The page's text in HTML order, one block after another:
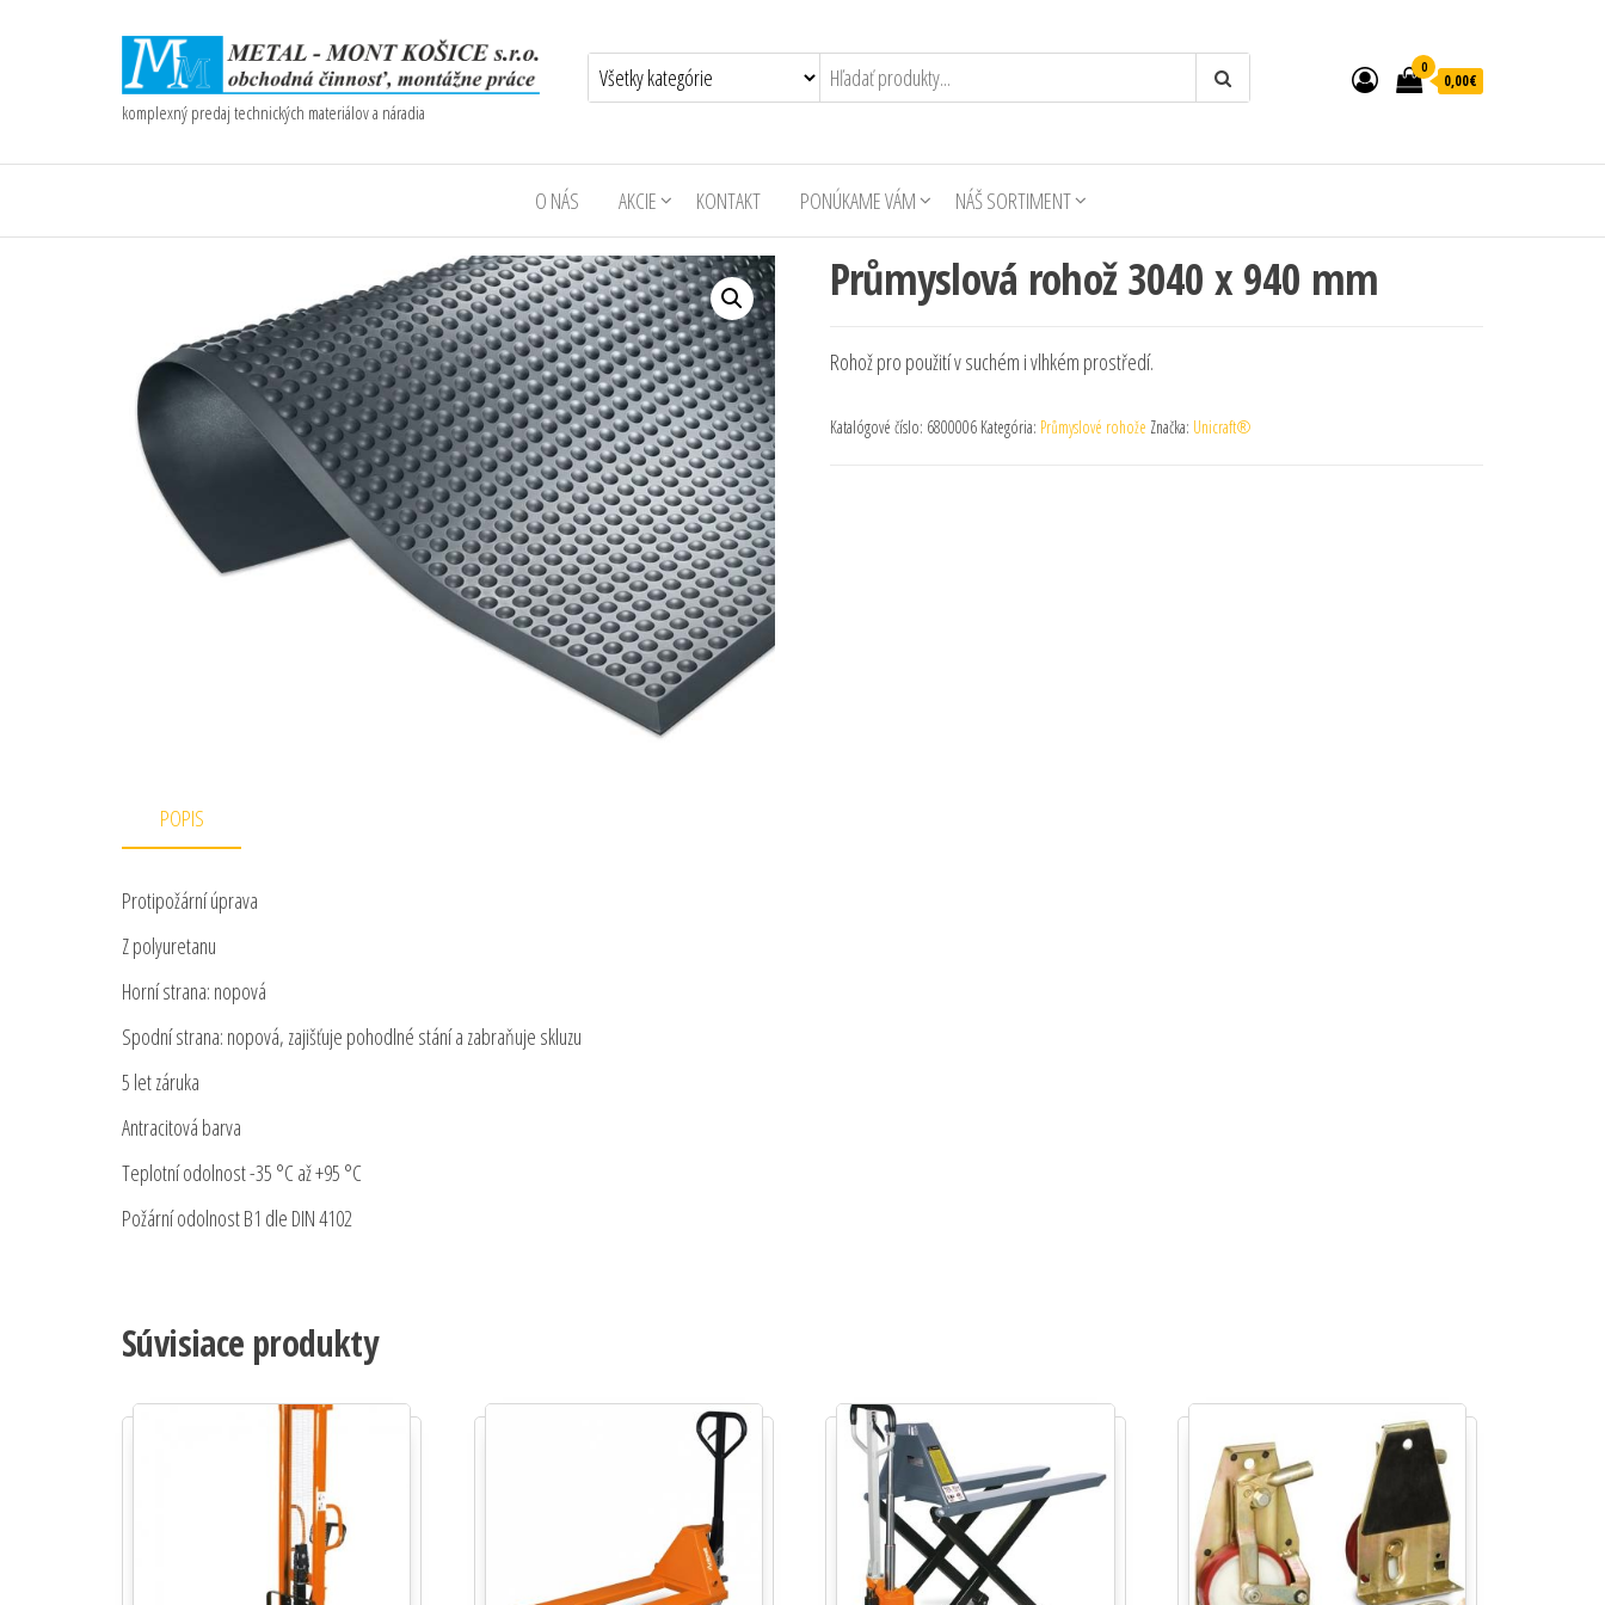
komplexný predaj technických materiálov a náradia
0
0,00€
O NÁS AKCIE KONTAKT PONÚKAME VÁM NÁŠ SORTIMENT
Průmyslová rohož 3040 x 940 mm
Rohož pro použití v suchém i vlhkém prostředí.
Katalógové číslo: 6800006 Kategória: Průmyslové rohože Značka: Unicraft®
POPIS
Protipožární úprava
Z polyuretanu
Horní strana: nopová
Spodní strana: nopová, zajišťuje pohodlné stání a zabraňuje skluzu
5 let záruka
Antracitová barva
Teplotní odolnost -35 °C až +95 °C
Požární odolnost B1 dle DIN 4102
Súvisiace produkty